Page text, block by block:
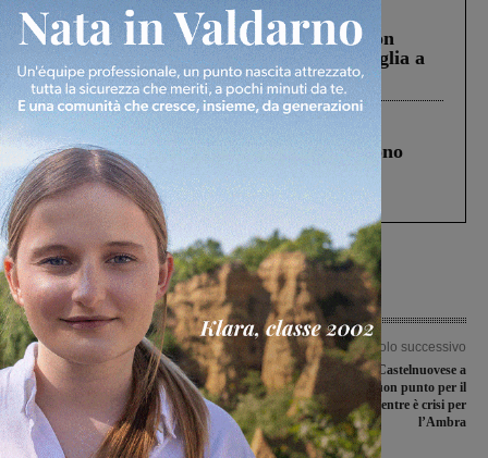
Cronaca 3 Agosto 2026
Scomparso da una struttura di Castiglion
Fiorentino l’uomo che aveva ucciso la figlia a
Levane nel 2020
Cronaca 4 Agosto 2026
Un anno fa la strage in A1 in cui morirono
Gianni, Giulia e Franco. Lo schianto, il
processo, lo stop ai sorpassi fra tir....
Articolo precedente
Altro guasto al 6604, la settimana
inizia male per i pendolari valdarnesi
Articolo successivo
Arno Laterina e Castelnuovese a
segno, un buon punto per il
Terranuova Traiana mentre è crisi per
l’Ambra